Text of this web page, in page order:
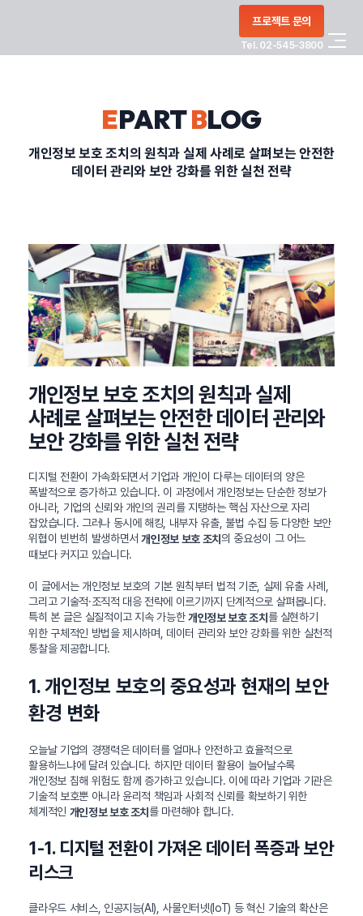
프로젝트 문의
Tel. 02-545-3800
PORTFOLIO
CONTACT
정부지원사업
EPARTBLOG
개인정보 보호 조치의 원칙과 실제 사례로 살펴보는 안전한
데이터 관리와 보안 강화를 위한 실천 전략
개인정보 보호 조치의 원칙과 실제
사례로 살펴보는 안전한 데이터 관리와
보안 강화를 위한 실천 전략
디지털 전환이 가속화되면서 기업과 개인이 다루는 데이터의 양은
폭발적으로 증가하고 있습니다. 이 과정에서 개인정보는 단순한 정보가
아니라, 기업의 신뢰와 개인의 권리를 지탱하는 핵심 자산으로 자리
잡았습니다. 그러나 동시에 해킹, 내부자 유출, 불법 수집 등 다양한 보안
위협이 빈번히 발생하면서개인정보 보호 조치의 중요성이 그 어느
때보다 커지고 있습니다.
이 글에서는 개인정보 보호의 기본 원칙부터 법적 기준, 실제 유출 사례,
그리고 기술적·조직적 대응 전략에 이르기까지 단계적으로 살펴봅니다.
특히 본 글은 실질적이고 지속 가능한개인정보 보호 조치 를 실현하기
위한 구체적인 방법을 제시하며, 데이터 관리와 보안 강화를 위한 실천적
통찰을 제공합니다.
1. 개인정보 보호의 중요성과 현재의 보안
환경 변화
오늘날 기업의 경쟁력은 데이터를 얼마나 안전하고 효율적으로
활용하느냐에 달려 있습니다. 하지만 데이터 활용이 늘어날수록
개인정보 침해 위험도 함께 증가하고 있습니다. 이에 따라 기업과 기관은
기술적 보호뿐 아니라 윤리적 책임과 사회적 신뢰를 확보하기 위한
체계적인 개인정보 보호 조치를 마련해야 합니다.
1-1. 디지털 전환이 가져온 데이터 폭증과 보안
리스크
클라우드 서비스, 인공지능(AI), 사물인터넷(IoT) 등 혁신 기술의 확산은